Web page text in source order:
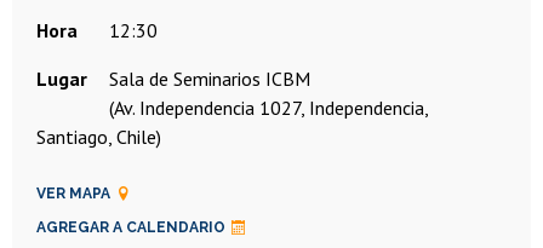
Hora
12:30
Lugar
Sala de Seminarios ICBM
(Av. Independencia 1027, Independencia,
Santiago, Chile)
VER MAPA
AGREGAR A CALENDARIO